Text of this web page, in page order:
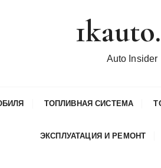
Auto Insider
ТОПЛИВНАЯ СИСТЕМА
ЭКСПЛУАТАЦИЯ И РЕМОНТ